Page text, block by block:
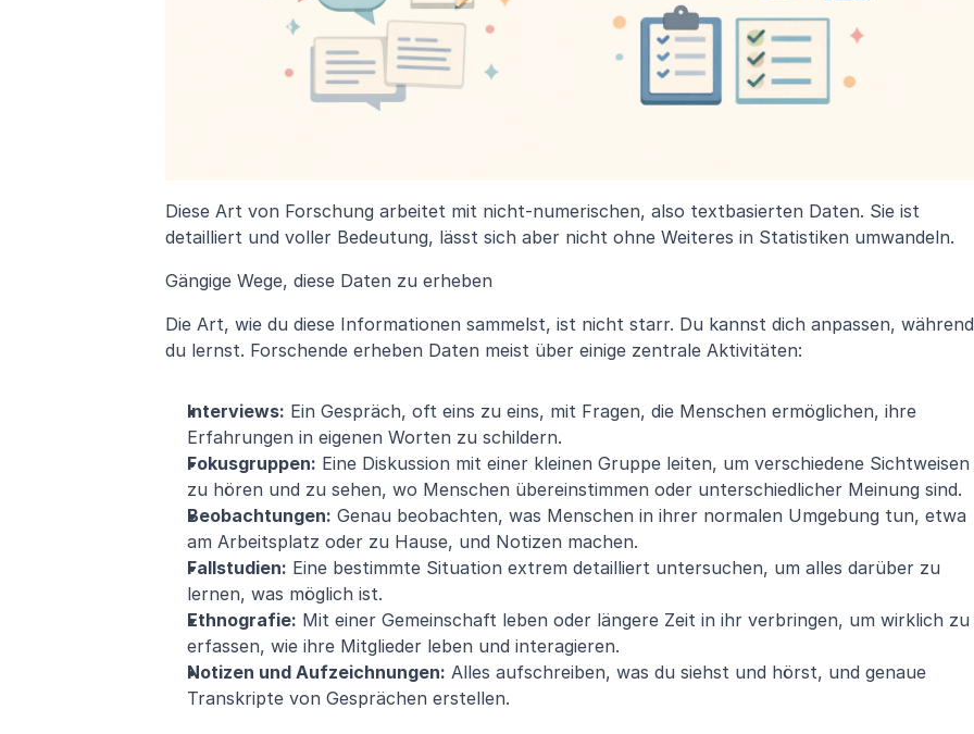
Diese Art von Forschung arbeitet mit nicht-numerischen, also textbasierten Daten. Sie ist
detailliert und voller Bedeutung, lässt sich aber nicht ohne Weiteres in Statistiken umwandeln.
Gängige Wege, diese Daten zu erheben
Die Art, wie du diese Informationen sammelst, ist nicht starr. Du kannst dich anpassen, während
du lernst. Forschende erheben Daten meist über einige zentrale Aktivitäten:
Interviews: Ein Gespräch, oft eins zu eins, mit Fragen, die Menschen ermöglichen, ihre
Erfahrungen in eigenen Worten zu schildern.
Fokusgruppen: Eine Diskussion mit einer kleinen Gruppe leiten, um verschiedene Sichtweisen
zu hören und zu sehen, wo Menschen übereinstimmen oder unterschiedlicher Meinung sind.
Beobachtungen: Genau beobachten, was Menschen in ihrer normalen Umgebung tun, etwa
am Arbeitsplatz oder zu Hause, und Notizen machen.
Fallstudien: Eine bestimmte Situation extrem detailliert untersuchen, um alles darüber zu
lernen, was möglich ist.
Ethnografie: Mit einer Gemeinschaft leben oder längere Zeit in ihr verbringen, um wirklich zu
erfassen, wie ihre Mitglieder leben und interagieren.
Notizen und Aufzeichnungen: Alles aufschreiben, was du siehst und hörst, und genaue
Transkripte von Gesprächen erstellen.